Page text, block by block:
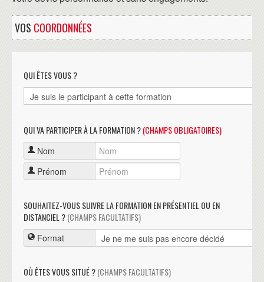
VOS COORDONNÉES
QUI ÊTES VOUS ?
QUI VA PARTICIPER À LA FORMATION ?(CHAMPS OBLIGATOIRES)
Nom
Prénom
SOUHAITEZ-VOUS SUIVRE LA FORMATION EN PRÉSENTIEL OU EN
DISTANCIEL ?(CHAMPS FACULTATIFS)
Format
OÙ ÊTES VOUS SITUÉ ?(CHAMPS FACULTATIFS)